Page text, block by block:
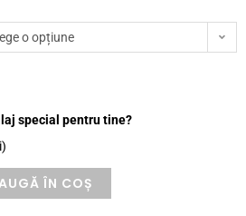
o opțiune
special pentru tine?
)
ÎN COȘ